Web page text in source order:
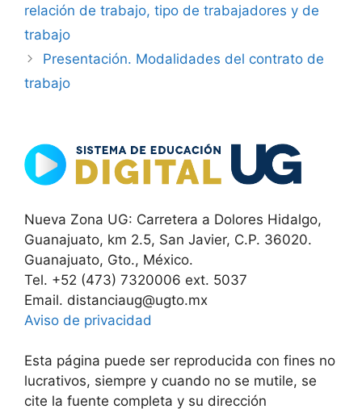
relación de trabajo, tipo de trabajadores y de
trabajo
Presentación. Modalidades del contrato de
trabajo
Nueva Zona UG: Carretera a Dolores Hidalgo,
Guanajuato, km 2.5, San Javier, C.P. 36020.
Guanajuato, Gto., México.
Tel. +52 (473) 7320006 ext. 5037
Email. distanciaug@ugto.mx
Aviso de privacidad
Esta página puede ser reproducida con fines no
lucrativos, siempre y cuando no se mutile, se
cite la fuente completa y su dirección